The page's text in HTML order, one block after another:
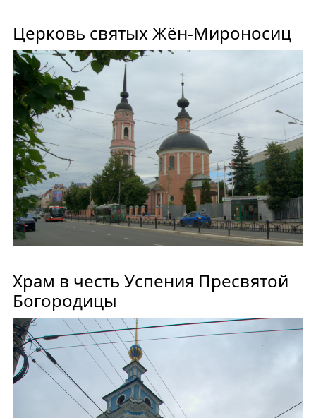
Церковь святых Жён-Мироносиц
Храм в честь Успения Пресвятой
Богородицы